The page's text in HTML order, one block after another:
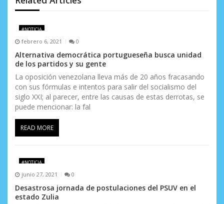
n
d
e
e
n
t
r
a
d
a
s
#NOTICIA
febrero 6, 2021 0
Alternativa democrática portugueseña busca unidad
de los partidos y su gente
La oposición venezolana lleva más de 20 años fracasando
con sus fórmulas e intentos para salir del socialismo del
siglo XXI; al parecer, entre las causas de estas derrotas, se
puede mencionar: la fal
READ MORE
#NOTICIA
junio 27, 2021 0
Desastrosa jornada de postulaciones del PSUV en el
estado Zulia